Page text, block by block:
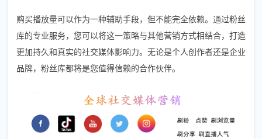
购买播放量可以作为一种辅助手段，但不能完全依赖。通过粉丝
库的专业服务，您可以将这一策略与其他营销方式相结合，打造
更加持久和真实的社交媒体影响力。无论是个人创作者还是企业
品牌，粉丝库都将是您值得信赖的合作伙伴。